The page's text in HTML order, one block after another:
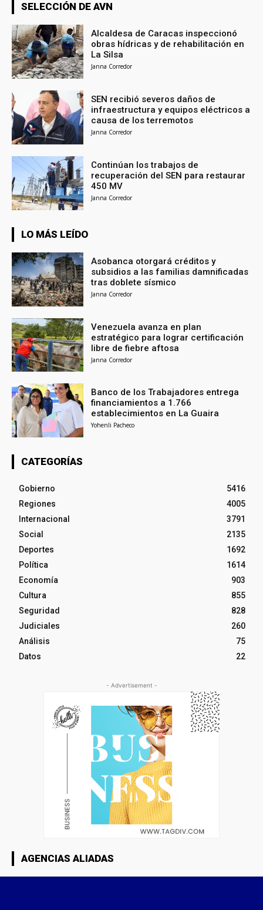
SELECCIÓN DE AVN
Alcaldesa de Caracas inspeccionó
obras hídricas y de rehabilitación en
La Silsa
Janna Corredor
SEN recibió severos daños de
infraestructura y equipos eléctricos a
causa de los terremotos
Janna Corredor
Continúan los trabajos de
recuperación del SEN para restaurar
450 MV
Janna Corredor
LO MÁS LEÍDO
Asobanca otorgará créditos y
subsidios a las familias damnificadas
tras doblete sísmico
Janna Corredor
Venezuela avanza en plan
estratégico para lograr certificación
libre de fiebre aftosa
Janna Corredor
Banco de los Trabajadores entrega
financiamientos a 1.766
establecimientos en La Guaira
Yohenli Pacheco
CATEGORÍAS
Gobierno
5416
Regiones
4005
Internacional
3791
Social
2135
Deportes
1692
Política
1614
Economía
903
Cultura
855
Seguridad
828
Judiciales
260
Análisis
75
Datos
22
- Advertisement -
AGENCIAS ALIADAS